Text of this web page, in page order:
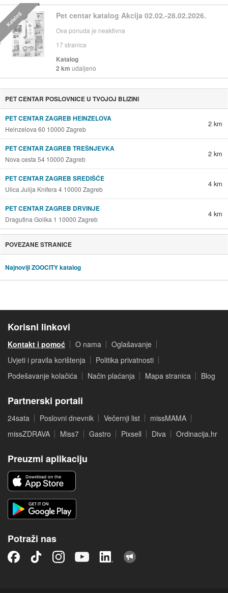
Pet centar katalog Akcija 02.02.-28.02.2026.
Ova ponuda je neaktivna
17 stranica
Katalog
2 km udaljeno
Katalog
PET CENTAR POSLOVNICE U TVOJOJ BLIZINI
PET CENTAR ZAGREB HEINZELOVA
Heinzelova 60 10000 Zagreb
2 km
PET CENTAR ZAGREB TREŠNJEVKA
Nova cesta 54 10000 Zagreb
2 km
PET CENTAR ZAGREB SREDIŠĆE
Ulica Julija Knifera 4 10000 Zagreb
4 km
PET CENTAR ZAGREB DRVINJE
Dragutina Golika 1 10000 Zagreb
4 km
POVEZANE STRANICE
Najnoviji ZOOCITY katalog
Korisni linkovi
Kontakt i pomoć O nama
Oglašavanje
Uvjeti i pravila korištenja
Politika privatnosti
Podešavanje kolačića
Način plaćanja Mapa stranica Blog
Partnerski portali
24sata Poslovni dnevnik Večernji list
missMAMA
missZDRAVA
Miss7 Gastro Pixsell Diva Ordinacija.hr
Preuzmi aplikaciju
Potraži nas